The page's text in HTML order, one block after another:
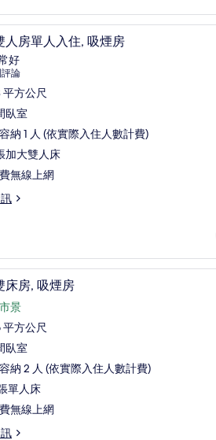
羽絨被、客房內保
人房單人入住, 吸煙房
滿分 10 分
好
評論
平方公尺
臥室
納 1 人 (依實際入住人數計費)
加大雙人床
無線上網
羽絨被、客房內保
床房, 吸煙房
景
平方公尺
臥室
納 2 人 (依實際入住人數計費)
單人床
無線上網